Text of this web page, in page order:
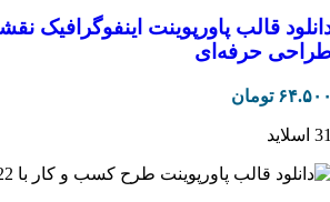
قالب پاورپوینت اینفوگرافیک
حرفه‌ای
تومان
اسلاید